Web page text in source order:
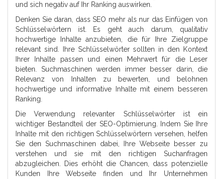
und sich negativ auf Ihr Ranking auswirken.
Denken Sie daran, dass SEO mehr als nur das Einfügen von
Schlüsselwörtern ist. Es geht auch darum, qualitativ
hochwertige Inhalte anzubieten, die für Ihre Zielgruppe
relevant sind. Ihre Schlüsselwörter sollten in den Kontext
Ihrer Inhalte passen und einen Mehrwert für die Leser
bieten. Suchmaschinen werden immer besser darin, die
Relevanz von Inhalten zu bewerten, und belohnen
hochwertige und informative Inhalte mit einem besseren
Ranking.
Die Verwendung relevanter Schlüsselwörter ist ein
wichtiger Bestandteil der SEO-Optimierung. Indem Sie Ihre
Inhalte mit den richtigen Schlüsselwörtern versehen, helfen
Sie den Suchmaschinen dabei, Ihre Webseite besser zu
verstehen und sie mit den richtigen Suchanfragen
abzugleichen. Dies erhöht die Chancen, dass potenzielle
Kunden Ihre Webseite finden und Ihr Unternehmen